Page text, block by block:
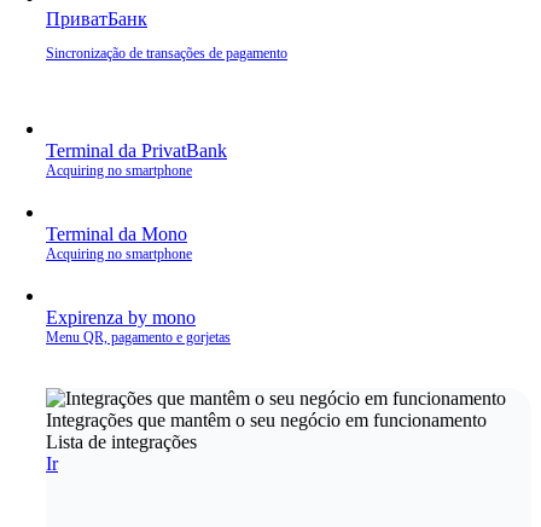
ПриватБанк
Sincronização de transações de pagamento
Terminal da PrivatBank
Acquiring no smartphone
Terminal da Mono
Acquiring no smartphone
Expirenza by mono
Menu QR, pagamento e gorjetas
Integrações que mantêm o seu negócio em funcionamento
Lista de integrações
Ir